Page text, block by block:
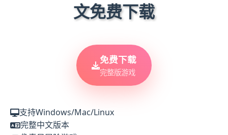
文免费下载
免费下载
完整版游戏
支持Windows/Mac/Linux
完整中文版本